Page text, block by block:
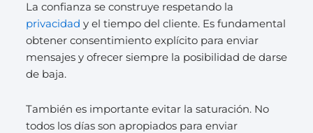
La confianza se construye respetando la
privacidad y el tiempo del cliente. Es fundamental
obtener consentimiento explícito para enviar
mensajes y ofrecer siempre la posibilidad de darse
de baja.
También es importante evitar la saturación. No
todos los días son apropiados para enviar